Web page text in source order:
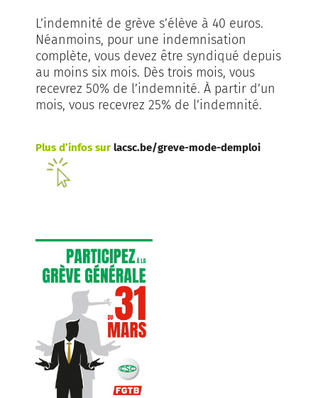
L’indemnité de grève s’élève à 40 euros.
Néanmoins, pour une indemnisation
complète, vous devez être syndiqué depuis
au moins six mois. Dès trois mois, vous
recevrez 50% de l’indemnité. À partir d’un
mois, vous recevrez 25% de l’indemnité.
Plus d’infos sur lacsc.be/greve-mode-demploi